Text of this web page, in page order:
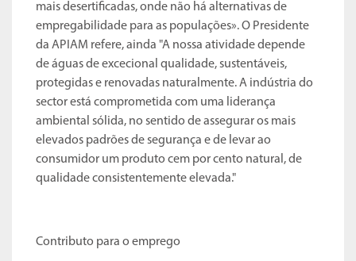
mais desertificadas, onde não há alternativas de
empregabilidade para as populações». O Presidente
da APIAM refere, ainda "A nossa atividade depende
de águas de excecional qualidade, sustentáveis,
protegidas e renovadas naturalmente. A indústria do
sector está comprometida com uma liderança
ambiental sólida, no sentido de assegurar os mais
elevados padrões de segurança e de levar ao
consumidor um produto cem por cento natural, de
qualidade consistentemente elevada."
Contributo para o emprego